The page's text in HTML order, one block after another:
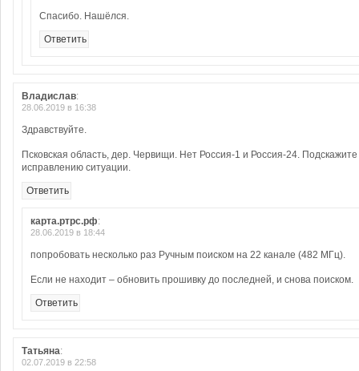
Спасибо. Нашёлся.
Ответить
Владислав:
28.06.2019 в 16:38
Здравствуйте.
Псковская область, дер. Червищи. Нет Россия-1 и Россия-24.
исправлению ситуации.
Ответить
карта.ртрс.рф:
28.06.2019 в 18:44
попробовать несколько раз Ручным поиском на 22 канале (482 МГц).
Если не находит – обновить прошивку до последней, и снова поиском.
Ответить
Татьяна:
02.07.2019 в 22:58